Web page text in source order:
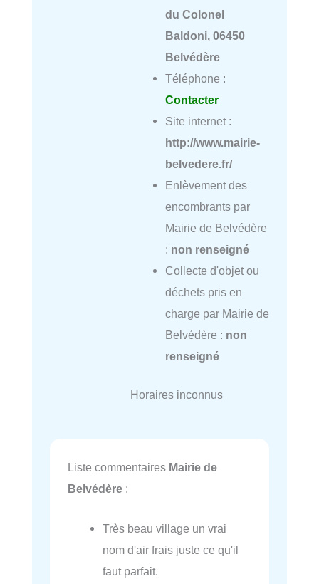
du Colonel
Baldoni, 06450
Belvédère
Téléphone :
Contacter
Site internet :
http://www.mairie-
belvedere.fr/
Enlèvement des
encombrants par
Mairie de Belvédère
: non renseigné
Collecte d'objet ou
déchets pris en
charge par Mairie de
Belvédère : non
renseigné
Horaires inconnus
Liste commentaires Mairie de
Belvédère :
Très beau village un vrai
nom d'air frais juste ce qu'il
faut parfait.